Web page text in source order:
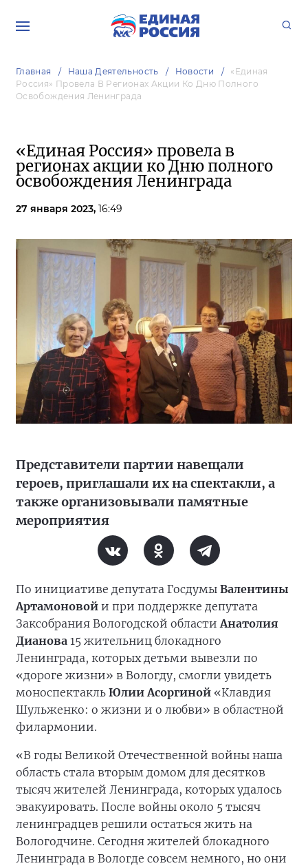
Главная Наша Деятельность Новости
«Единая
Россия» Провела В Регионах Акции Ко Дню Полного
Освобождения Ленинграда
«Единая Россия» провела в
регионах акции ко Дню полного
освобождения Ленинграда
27 января 2023, 16:49
Представители партии навещали
героев, приглашали их на спектакли, а
также организовывали памятные
мероприятия
По инициативе депутата Госдумы Валентины
Артамоновой и при поддержке депутата
Заксобрания Вологодской областиАнатолия
Дианова 15 жительниц блокадного
Ленинграда, которых детьми вывезли по
«дороге жизни» в Вологду, смогли увидеть
моноспектакль Юлии Асоргиной «Клавдия
Шульженко: о жизни и о любви» в областной
филармонии.
«В годы Великой Отечественной войны наша
область стала вторым домом для десятков
тысяч жителей Ленинграда, которых удалось
эвакуировать. После войны около 5 тысяч
ленинградцев решили остаться жить на
Вологодчине. Сегодня жителей блокадного
Ленинграда в Вологде совсем немного, но они